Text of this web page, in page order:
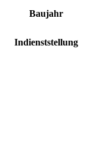
Baujahr
Indienststellung